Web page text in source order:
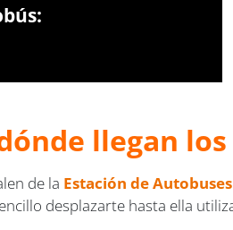
llegan
de la Estación de
desplazarte hasta ella